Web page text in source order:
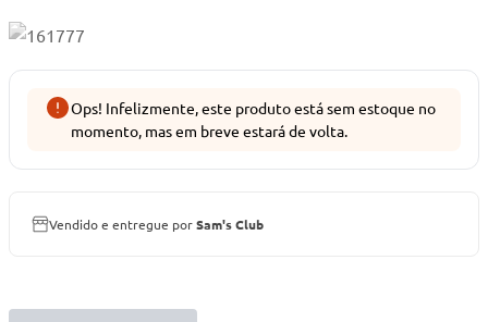
Ops! Infelizmente, este produto está sem estoque no
momento, mas em breve estará de volta.
Vendido e entregue porSam's Club